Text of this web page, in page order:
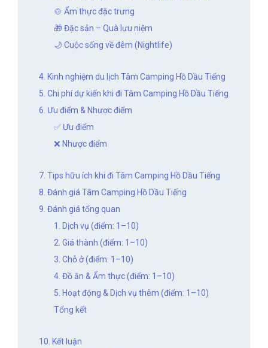
🍲 Ẩm thực đặc trưng
🎁 Đặc sản – Quà lưu niệm
🌙 Cuộc sống về đêm (Nightlife)
4. Kinh nghiệm du lịch Tâm Camping Hồ Dầu Tiếng
5. Chi phí dự kiến khi đi Tâm Camping Hồ Dầu Tiếng
6. Ưu điểm & Nhược điểm
✅ Ưu điểm
❌ Nhược điểm
7. Tips hữu ích khi đi Tâm Camping Hồ Dầu Tiếng
8. Đánh giá Tâm Camping Hồ Dầu Tiếng
9. Đánh giá tổng quan
1. Dịch vụ (điểm: 1–10)
2. Giá thành (điểm: 1–10)
3. Chỗ ở (điểm: 1–10)
4. Đồ ăn & Ẩm thực (điểm: 1–10)
5. Hoạt động & Dịch vụ thêm (điểm: 1–10)
Tổng kết
10. Kết luận